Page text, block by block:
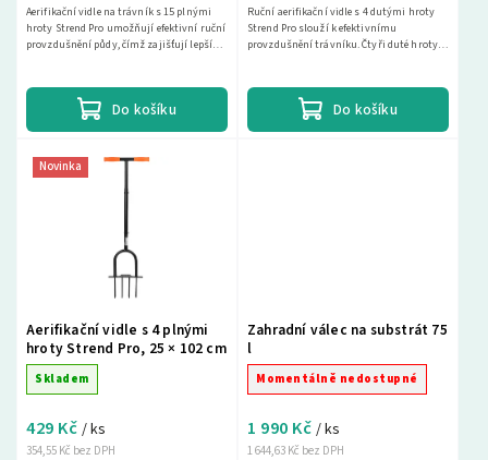
Do košíku
Aerifikační vidle na trávník s 15 plnými
hroty Strend Pro umožňují efektivní ruční
provzdušnění půdy, čímž zajišťují lepší
Do košíku
Ruční aerifikační vidle s 4 dutými hroty
Strend Pro slouží k efektivnímu
provzdušnění trávníku. Čtyři duté hroty
Novinka
Aerifikační vidle s 4 plnými
hroty Strend Pro, 25 × 102 cm
Skladem
354,55 Kč bez DPH
429 Kč / ks
Zahradní válec na substrát 75
l
Momentálně nedostupné
1 644,63 Kč bez DPH
1 990 Kč / ks